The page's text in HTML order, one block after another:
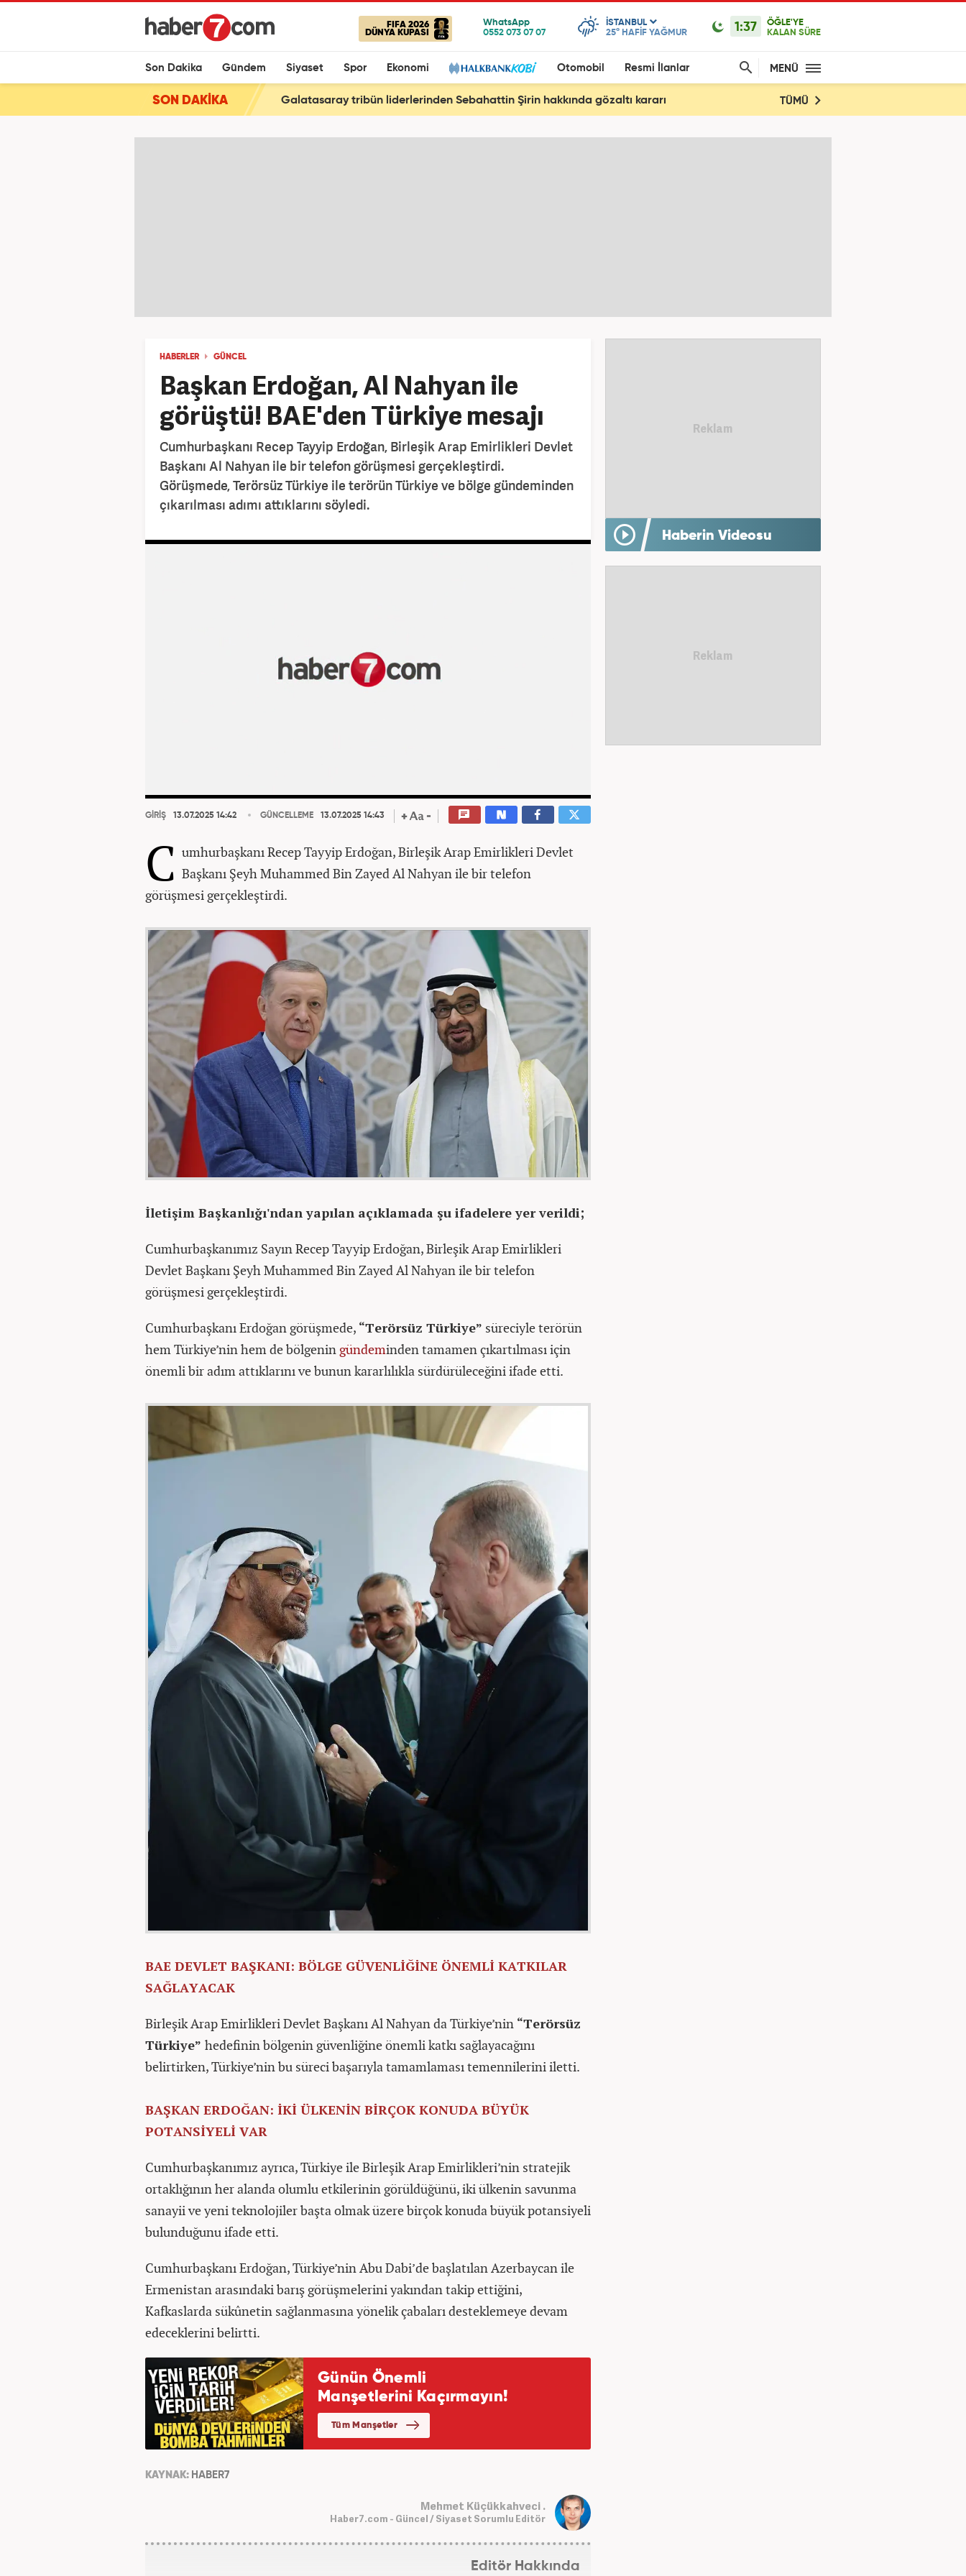
FIFA 2026
DÜNYA KUPASI
ISTANBUL
25° HAFİF YAĞMUR 1:37
ÖĞLE'YE
KALAN SÜRE
Son Dakika Gündem Siyaset Spor Ekonomi Otomobil Resmi İlanlar MENÜ
SON DAKİKA Galatasaray tribün liderlerinden Sebahattin Şirin hakkında gözaltı kararı TÜMÜ
HABERLER GÜNCEL
Başkan Erdoğan, Al Nahyan ile
görüştü! BAE'den Türkiye mesajı
Cumhurbaşkanı Recep Tayyip Erdoğan, Birleşik Arap Emirlikleri Devlet
Başkanı Al Nahyan ile bir telefon görüşmesi gerçekleştirdi.
Görüşmede, Terörsüz Türkiye ile terörün Türkiye ve bölge gündeminden
çıkarılması adımı attıklarını söyledi.
GİRİŞ 13.07.2025 14:42 GÜNCELLEME 13.07.2025 14:43
C umhurbaşkanı Recep Tayyip Erdoğan, Birleşik Arap Emirlikleri Devlet
Başkanı Şeyh Muhammed Bin Zayed Al Nahyan ile bir telefon
görüşmesi gerçekleştirdi.
İletişim Başkanlığı'ndan yapılan açıklamada şu ifadelere yer verildi;
Cumhurbaşkanımız Sayın Recep Tayyip Erdoğan, Birleşik Arap Emirlikleri
Devlet Başkanı Şeyh Muhammed Bin Zayed Al Nahyan ile bir telefon
görüşmesi gerçekleştirdi.
Cumhurbaşkanı Erdoğan görüşmede, “Terörsüz Türkiye” süreciyle terörün
hem Türkiye’nin hem de bölgenin gündeminden tamamen çıkartılması için
önemli bir adım attıklarını ve bunun kararlılıkla sürdürüleceğini ifade etti.
BAE DEVLET BAŞKANI: BÖLGE GÜVENLİĞİNE ÖNEMLİ KATKILAR
SAĞLAYACAK
Birleşik Arap Emirlikleri Devlet Başkanı Al Nahyan da Türkiye’nin “Terörsüz
Türkiye” hedefinin bölgenin güvenliğine önemli katkı sağlayacağını
belirtirken, Türkiye’nin bu süreci başarıyla tamamlaması temennilerini iletti.
BAŞKAN ERDOĞAN: İKİ ÜLKENİN BİRÇOK KONUDA BÜYÜK
POTANSİYELİ VAR
Cumhurbaşkanımız ayrıca, Türkiye ile Birleşik Arap Emirlikleri’nin stratejik
ortaklığının her alanda olumlu etkilerinin görüldüğünü, iki ülkenin savunma
sanayii ve yeni teknolojiler başta olmak üzere birçok konuda büyük potansiyeli
bulunduğunu ifade etti.
Cumhurbaşkanı Erdoğan, Türkiye’nin Abu Dabi’de başlatılan Azerbaycan ile
Ermenistan arasındaki barış görüşmelerini yakından takip ettiğini,
Kafkaslarda sükûnetin sağlanmasına yönelik çabaları desteklemeye devam
edeceklerini belirtti.
KAYNAK: HABER7
Mehmet Küçükkahveci .
Haber7.com - Güncel / Siyaset Sorumlu Editör
Editör Hakkında
Haberin Videosu